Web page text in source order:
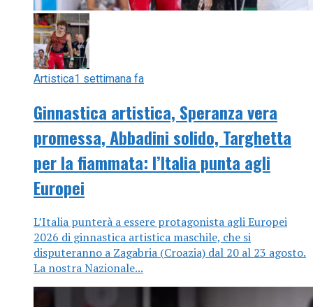
Artistica1 settimana fa
Ginnastica artistica, Speranza vera
promessa, Abbadini solido, Targhetta
per la fiammata: l’Italia punta agli
Europei
L’Italia punterà a essere protagonista agli Europei
2026 di ginnastica artistica maschile, che si
disputeranno a Zagabria (Croazia) dal 20 al 23 agosto.
La nostra Nazionale...